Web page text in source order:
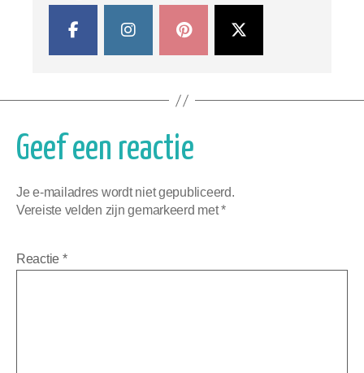
Geef een reactie
Je e-mailadres wordt niet gepubliceerd.
Vereiste velden zijn gemarkeerd met*
Reactie *